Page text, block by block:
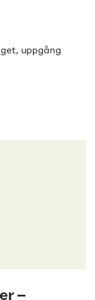
uppgång
–